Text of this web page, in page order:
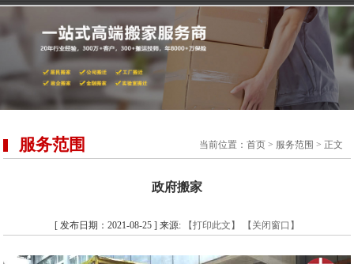
服务范围 当前位置： 首页> 服务范围 > 正文
政府搬家
[ 发布日期：2021-08-25 ] 来源: 【打印此文】 【关闭窗口】